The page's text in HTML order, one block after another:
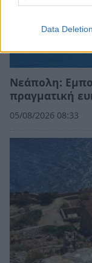
Data Deletion
Νεάπολη:
πραγματική
05/08/2026 08:33